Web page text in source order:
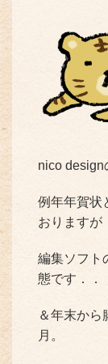
nico design
例年年賀
おりますが
編集ソフト
態です．．
＆年末から
月。